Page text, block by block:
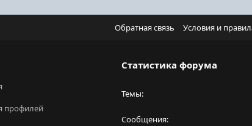
Обратная связь Условия и
профилей
Статистика форума
Темы
Сообщения